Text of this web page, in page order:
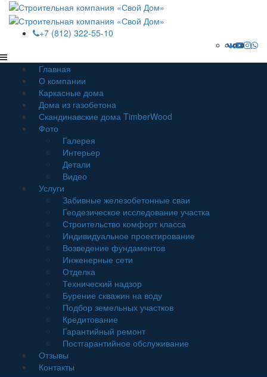
+7 (812) 322-55-10
Главная
О компании
Каркасные дома
Дома из газобетона
Скандинавские дома TimberWood
Фото
Галерея
Интерьер
Детали
Видео
Услуги
Забивные железобетонные сваи
Геодезическое исследование участка
Строительство комфорт класса
Индивидуальное проектирование
Возведение фундаментов
Инженерные сети
Отделка
Технический надзор
Бурение скважин на воду
Подбор земельных участков
Кредитование
Гарантийный ремонт
Постгарантийное обслуживание
Отзывы
Контакты